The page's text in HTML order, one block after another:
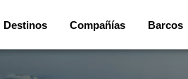
Destinos Compañías Barcos